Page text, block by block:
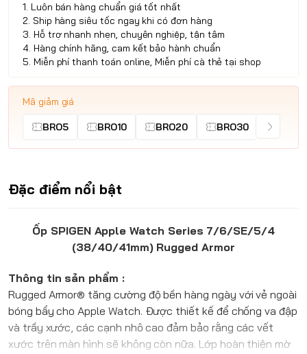
1. Luôn bán hàng chuẩn giá tốt nhất
2. Ship hàng siêu tốc ngay khi có đơn hàng
3. Hỗ trợ nhanh nhẹn, chuyên nghiệp, tận tâm
4. Hàng chính hãng, cam kết bảo hành chuẩn
5. Miễn phí thanh toán online, Miễn phí cà thẻ tại shop
Mã giảm giá
BRO5 BRO10 BRO20 BRO30
Đặc điểm nổi bật
Ốp SPIGEN Apple Watch Series 7/6/SE/5/4
(38/40/41mm) Rugged Armor
Thông tin sản phẩm :
Rugged Armor® tăng cường độ bền hàng ngày với vẻ ngoài
bóng bẩy cho Apple Watch. Được thiết kế để chống va đập
và trầy xước, các cạnh nhô cao đảm bảo rằng các vết
xước trên màn hình sẽ không còn nữa. Lớp hoàn thiện mờ